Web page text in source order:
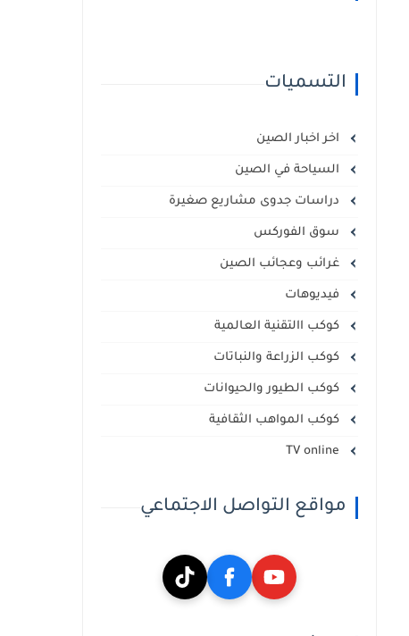
التسميات
اخر اخبار الصين
السياحة في الصين
دراسات جدوى مشاريع صغيرة
سوق الفوركس
غرائب وعجائب الصين
فيديوهات
كوكب االتقنية العالمية
كوكب الزراعة والنباتات
كوكب الطيور والحيوانات
كوكب المواهب الثقافية
مواقع التواصل الاجتماعي